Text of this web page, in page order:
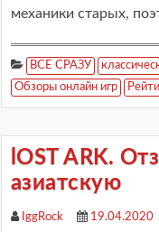
механики старых,
ВСЕ СРАЗУ
Обзоры онлайн игр
lOST ARK.
азиатскую
IggRock 19.04.2020